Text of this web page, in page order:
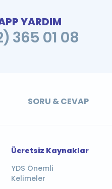
YARDIM
365 01 08
SORU & CEVAP
Ücretsiz Kaynaklar
YDS Önemli
Kelimeler